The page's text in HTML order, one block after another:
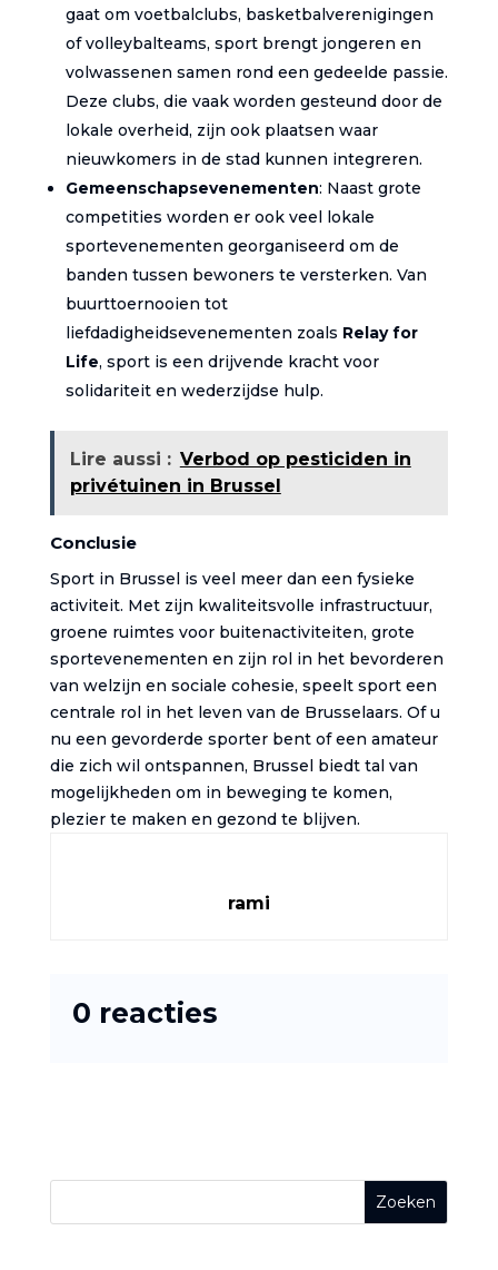
gaat om voetbalclubs, basketbalverenigingen
of volleybalteams, sport brengt jongeren en
volwassenen samen rond een gedeelde passie.
Deze clubs, die vaak worden gesteund door de
lokale overheid, zijn ook plaatsen waar
nieuwkomers in de stad kunnen integreren.
Gemeenschapsevenementen: Naast grote
competities worden er ook veel lokale
sportevenementen georganiseerd om de
banden tussen bewoners te versterken. Van
buurttoernooien tot
liefdadigheidsevenementen zoals Relay for
Life, sport is een drijvende kracht voor
solidariteit en wederzijdse hulp.
Lire aussi : Verbod op pesticiden in
privétuinen in Brussel
Conclusie
Sport in Brussel is veel meer dan een fysieke
activiteit. Met zijn kwaliteitsvolle infrastructuur,
groene ruimtes voor buitenactiviteiten, grote
sportevenementen en zijn rol in het bevorderen
van welzijn en sociale cohesie, speelt sport een
centrale rol in het leven van de Brusselaars. Of u
nu een gevorderde sporter bent of een amateur
die zich wil ontspannen, Brussel biedt tal van
mogelijkheden om in beweging te komen,
plezier te maken en gezond te blijven.
rami
0 reacties